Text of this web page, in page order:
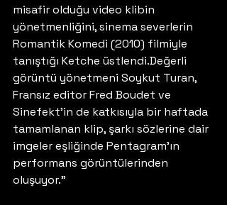
misafir olduğu video klibin
yönetmenliğini, sinema severlerin
Romantik Komedi (2010) filmiyle
tanıştığı Ketche üstlendi.Değerli
görüntü yönetmeni Soykut Turan,
Fransız editor Fred Boudet ve
Sinefekt’in de katkısıyla bir haftada
tamamlanan klip, şarkı sözlerine dair
imgeler eşliğinde Pentagram’ın
performans görüntülerinden
oluşuyor.”